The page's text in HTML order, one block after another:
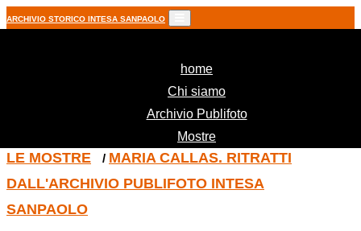
ARCHIVIO STORICO INTESA SANPAOLO
home(current)
Chi siamo
Archivio Publifoto
Mostre
LE MOSTRE / MARIA CALLAS. RITRATTI
DALL'ARCHIVIO PUBLIFOTO INTESA
SANPAOLO